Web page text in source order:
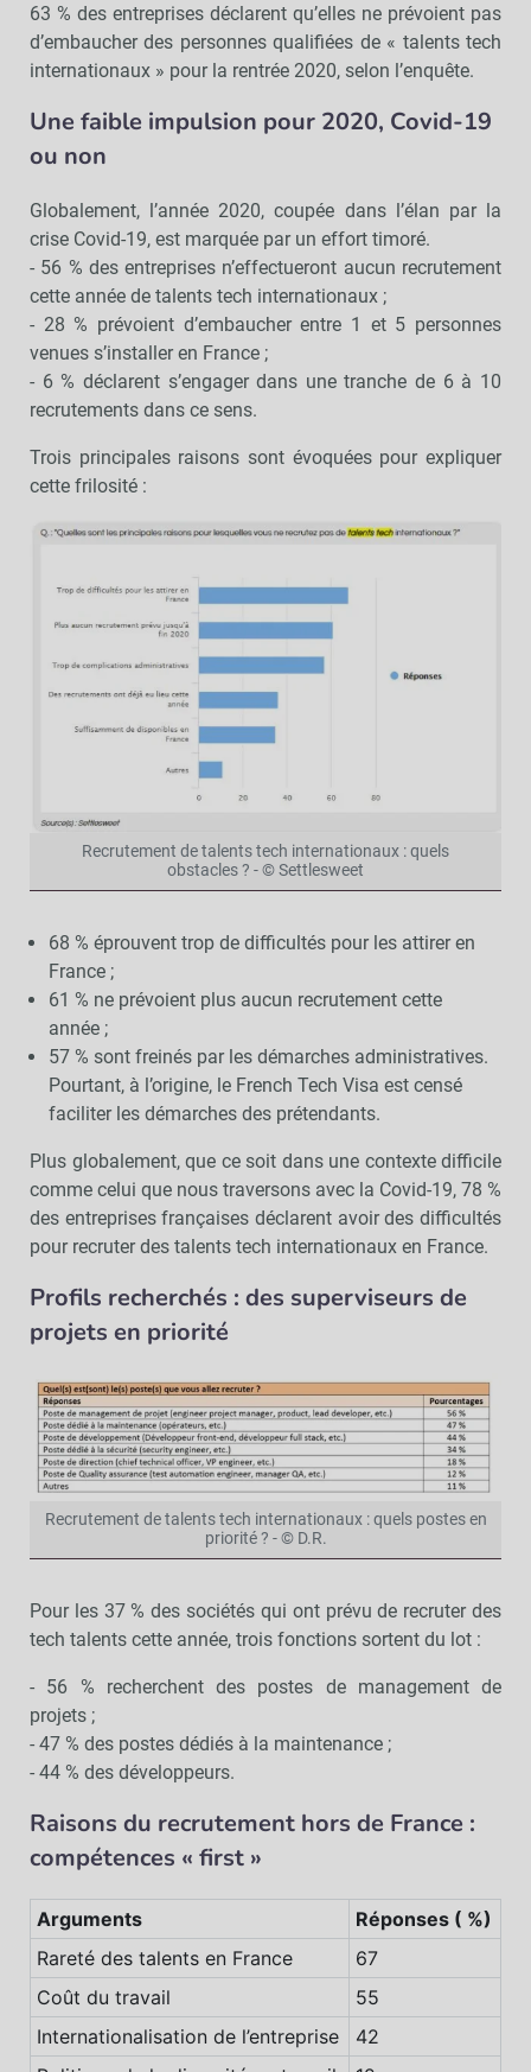
63 % des entreprises déclarent qu’elles ne prévoient pas
d’embaucher des personnes qualifiées de « talents tech
internationaux » pour la rentrée 2020, selon l’enquête.
Une faible impulsion pour 2020, Covid-19
ou non
Globalement, l’année 2020, coupée dans l’élan par la
crise Covid-19, est marquée par un effort timoré.
- 56 % des entreprises n’effectueront aucun recrutement
cette année de talents tech internationaux ;
- 28 % prévoient d’embaucher entre 1 et 5 personnes
venues s’installer en France ;
- 6 % déclarent s’engager dans une tranche de 6 à 10
recrutements dans ce sens.
Trois principales raisons sont évoquées pour expliquer
cette frilosité :
Recrutement de talents tech internationaux : quels
obstacles ? - © Settlesweet
68 % éprouvent trop de difficultés pour les attirer en
France ;
61 % ne prévoient plus aucun recrutement cette
année ;
57 % sont freinés par les démarches administratives.
Pourtant, à l’origine, le French Tech Visa est censé
faciliter les démarches des prétendants.
Plus globalement, que ce soit dans une contexte difficile
comme celui que nous traversons avec la Covid-19, 78 %
des entreprises françaises déclarent avoir des difficultés
pour recruter des talents tech internationaux en France.
Profils recherchés : des superviseurs de
projets en priorité
Recrutement de talents tech internationaux : quels postes en
priorité ? - © D.R.
Pour les 37 % des sociétés qui ont prévu de recruter des
tech talents cette année, trois fonctions sortent du lot :
- 56 % recherchent des postes de management de
projets ;
- 47 % des postes dédiés à la maintenance ;
- 44 % des développeurs.
Raisons du recrutement hors de France :
compétences « first »
Arguments
Réponses ( %)
Rareté des talents en France
67
Coût du travail
55
Internationalisation de l’entreprise
42